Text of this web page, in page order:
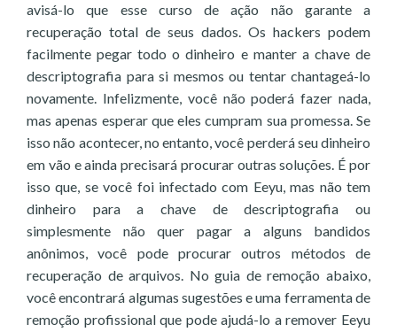
avisá-lo que esse curso de ação não garante a
recuperação total de seus dados. Os hackers podem
facilmente pegar todo o dinheiro e manter a chave de
descriptografia para si mesmos ou tentar chantageá-lo
novamente. Infelizmente, você não poderá fazer nada,
mas apenas esperar que eles cumpram sua promessa. Se
isso não acontecer, no entanto, você perderá seu dinheiro
em vão e ainda precisará procurar outras soluções. É por
isso que, se você foi infectado com Eeyu, mas não tem
dinheiro para a chave de descriptografia ou
simplesmente não quer pagar a alguns bandidos
anônimos, você pode procurar outros métodos de
recuperação de arquivos. No guia de remoção abaixo,
você encontrará algumas sugestões e uma ferramenta de
remoção profissional que pode ajudá-lo a remover Eeyu